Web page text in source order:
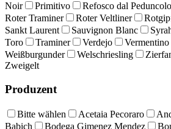
Noir
Primitivo Refosco dal
Roter Traminer
Roter Veltliner
Sankt Laurent
Sauvignon Blanc
Toro
Traminer Verdejo Vermentino
Weißburgunder
Welschriesling
Zweigelt
Produzent
Bitte wählen Acetaia Pecoraro
Babich
Bodega Gimenez Mendez